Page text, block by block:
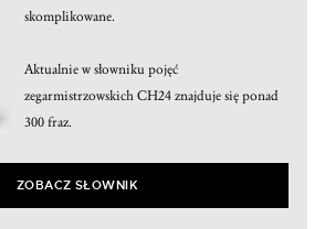
skomplikowane.
Aktualnie w słowniku pojęć
zegarmistrzowskich CH24 znajduje się ponad
300 fraz.
ZOBACZ SŁOWNIK